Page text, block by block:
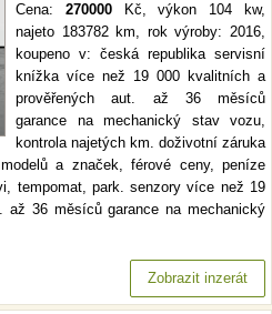
Cena: 270000Kč, výkon 104 kw,
najeto 183782 km, rok výroby: 2016,
koupeno v: česká republika servisní
knížka více než 19 000 kvalitních a
prověřených aut. až 36 měsíců
garance na mechanický stav vozu,
kontrola najetých km. doživotní záruka
a značek, férové ceny, peníze
tempomat, park. senzory více než 19
až 36 měsíců garance na mechanický
Zobrazit inzerát